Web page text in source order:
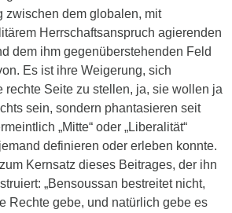
zwischen dem globalen, mit
Herrschaftsanspruch agierenden
dem ihm gegenüberstehenden Feld
Es ist ihre Weigerung, sich
rechte Seite zu stellen, ja, sie wollen ja
sein, sondern phantasieren seit
„Mitte“ oder „Liberalität“
definieren oder erleben konnte.
Kernsatz dieses Beitrages, der ihn
„Bensoussan bestreitet nicht,
Rechte gebe, und natürlich gebe es